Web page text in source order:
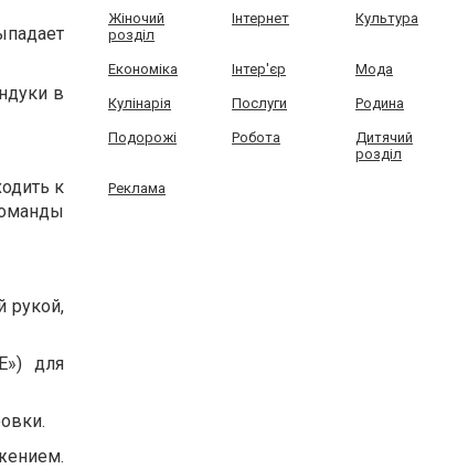
в
к
рукой,
для
Жіночий
розділ
Інтернет Культура
Економіка Інтер'єр Мода
Кулінарія Послуги Родина
Подорожі Робота
Дитячий
розділ
Реклама